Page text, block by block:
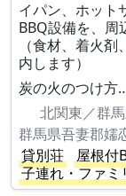
イパン、ホット
BBQ設備を、周
（食材、着火
内します）
炭の火のつけ方
北関東／群
群馬県吾妻郡嬬
貸別荘
屋根付
子連れ・ファミ